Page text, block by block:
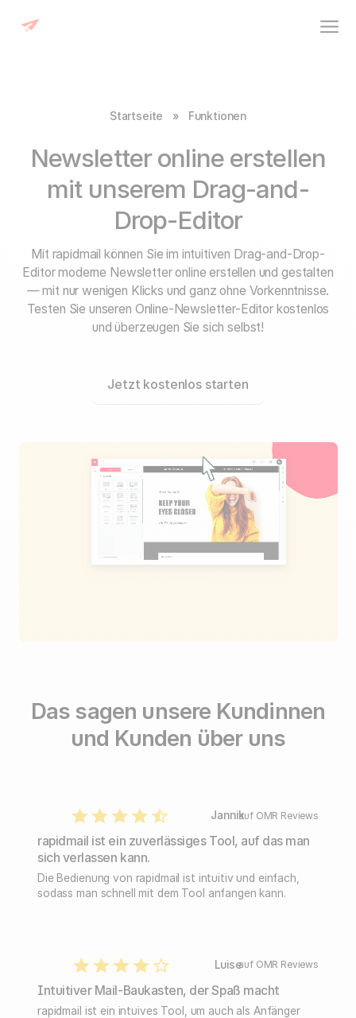
Startseite » Funktionen
Newsletter online erstellen
mit unserem Drag-and-
Drop-Editor
Mit rapidmail können Sie im intuitiven Drag-and-Drop-
Editor moderne Newsletter online erstellen und gestalten
— mit nur wenigen Klicks und ganz ohne Vorkenntnisse.
Testen Sie unseren Online-Newsletter-Editor kostenlos
und überzeugen Sie sich selbst!
Jetzt kostenlos starten
Das sagen unsere Kundinnen
und Kunden über uns
Jannikauf OMR Reviews
rapidmail ist ein zuverlässiges Tool, auf das man
sich verlassen kann.
Die Bedienung von rapidmail ist intuitiv und einfach,
sodass man schnell mit dem Tool anfangen kann.
Luiseauf OMR Reviews
Intuitiver Mail-Baukasten, der Spaß macht
rapidmail ist ein intuives Tool, um auch als Anfänger